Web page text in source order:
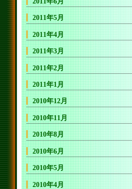
2011年5月
2011年4月
2011年3月
2011年2月
2011年1月
2010年12月
2010年11月
2010年8月
2010年6月
2010年5月
2010年4月